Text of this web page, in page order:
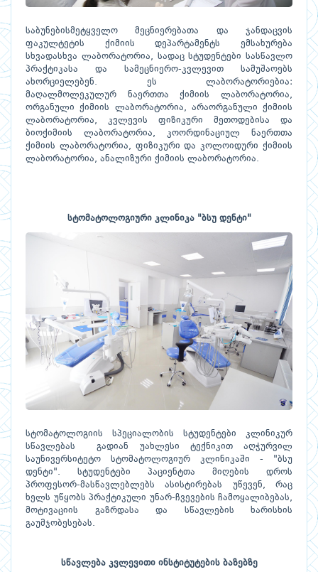
საბუნებისმეტყველო მეცნიერებათა და ჯანდაცვის
ფაკულტეტის ქიმიის დეპარტამენტს ემსახურება
სხვადასხვა ლაბორატორია, სადაც სტუდენტები სასწავლო
პრაქტიკასა და სამეცნიერო-კვლევით სამუშაოებს
ახორციელებენ. ეს ლაბორატორიებია:
მაღალმოლეკულურ ნაერთთა ქიმიის ლაბორატორია,
ორგანული ქიმიის ლაბორატორია, არაორგანული ქიმიის
ლაბორატორია, კვლევის ფიზიკური მეთოდებისა და
ბიოქიმიის ლაბორატორია, კოორდინაციულ ნაერთთა
ქიმიის ლაბორატორია, ფიზიკური და კოლოიდური ქიმიის
ლაბორატორია, ანალიზური ქიმიის ლაბორატორია.
სტომატოლოგიური კლინიკა "ბსუ დენტი"
სტომატოლოგიის სპეციალობის სტუდენტები კლინიკურ
სწავლებას გადიან უახლესი ტექნიკით აღჭურვილ
საუნივერსიტეტო სტომატოლოგიურ კლინიკაში - "ბსუ
დენტი". სტუდენტები პაციენტთა მიღების დროს
პროფესორ-მასწავლებლებს ასისტირებას უწევენ, რაც
ხელს უწყობს პრაქტიკული უნარ-ჩვევების ჩამოყალიბებას,
მოტივაციის გაზრდასა და სწავლების ხარისხის
გაუმჯობესებას.
სწავლება კვლევითი ინსტიტუტების ბაზებზე